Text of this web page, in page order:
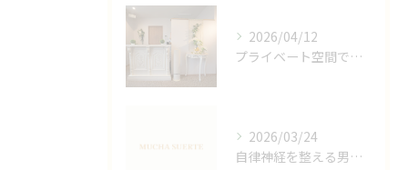
2026/04/12
プライベート空間で極上アロマリンパケアの効果
2026/03/24
自律神経を整える男性オイルマッサージ